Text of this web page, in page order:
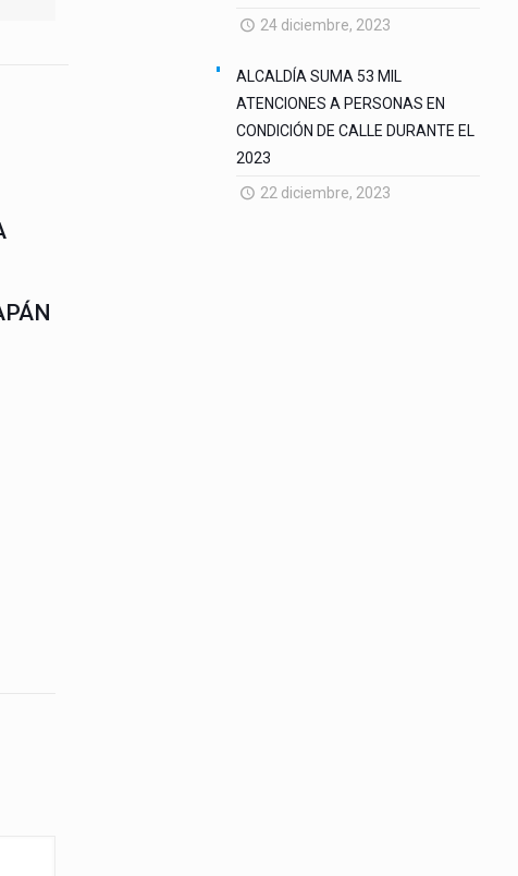
24 diciembre, 2023
ALCALDÍA SUMA 53 MIL
ATENCIONES A PERSONAS EN
CONDICIÓN DE CALLE DURANTE EL
2023
22 diciembre, 2023